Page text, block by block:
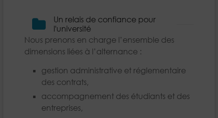
Un relais de confiance pour
l'université
Nous prenons en charge l’ensemble des
dimensions liées à l’alternance :
gestion administrative et réglementaire
des contrats,
accompagnement des étudiants et des
entreprises,